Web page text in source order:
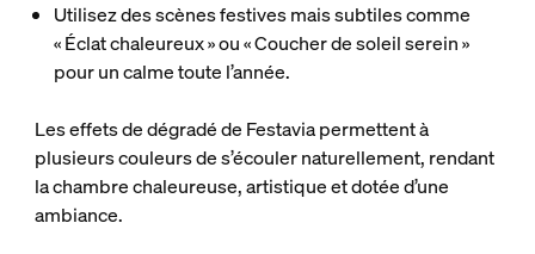
Utilisez des scènes festives mais subtiles comme
«Éclat chaleureux» ou «Coucher de soleil serein»
pour un calme toute l’année.
Les effets de dégradé de Festavia permettent à
plusieurs couleurs de s’écouler naturellement, rendant
la chambre chaleureuse, artistique et dotée d’une
ambiance.